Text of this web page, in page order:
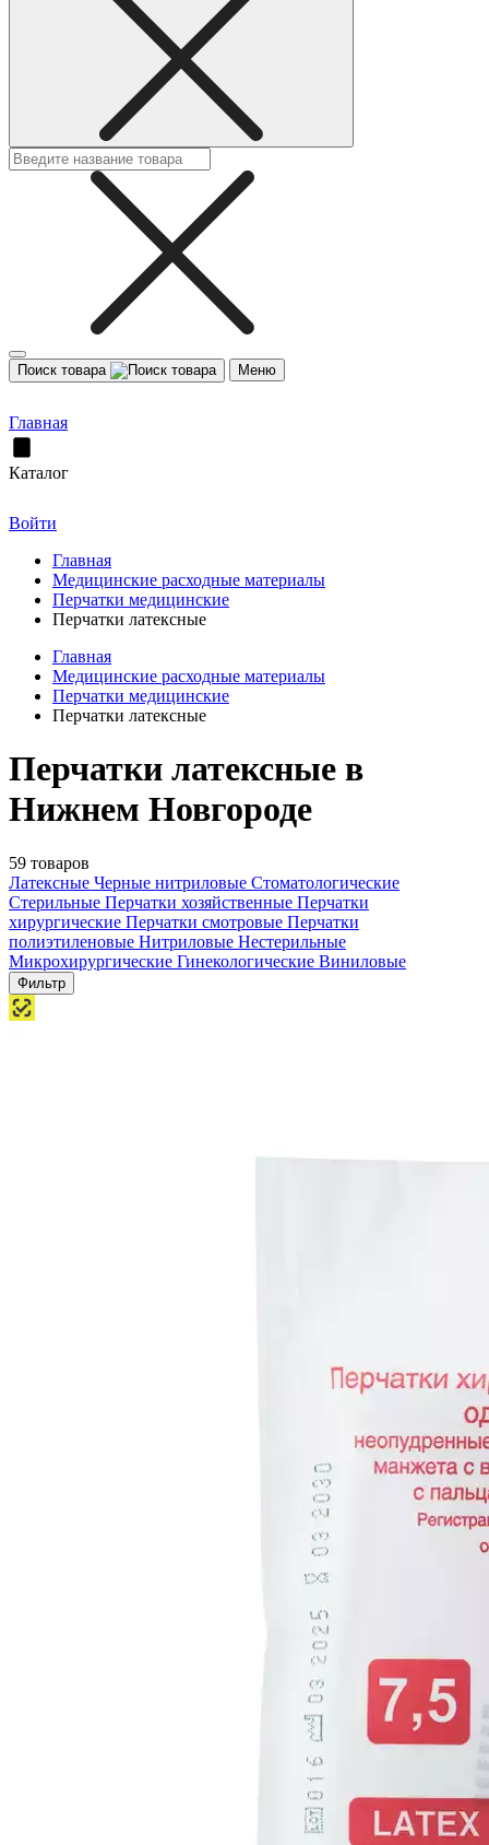
Поиск товара Меню
Главная
Каталог
Войти
Главная
Медицинские расходные материалы
Перчатки медицинские
Перчатки латексные
Главная
Медицинские расходные материалы
Перчатки медицинские
Перчатки латексные
Перчатки латексные в
Нижнем Новгороде
59 товаров
Латексные Черные нитриловые Стоматологические
Стерильные Перчатки хозяйственные Перчатки
хирургические Перчатки смотровые Перчатки
полиэтиленовые Нитриловые Нестерильные
Микрохирургические Гинекологические Виниловые
Фильтр